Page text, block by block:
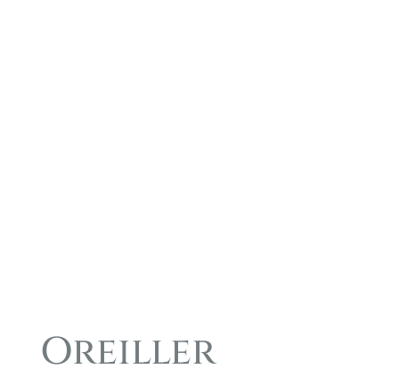
Oreiller